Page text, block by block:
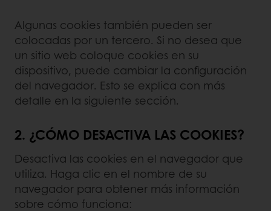
Algunas cookies también pueden ser
colocadas por un tercero. Si no desea que
un sitio web coloque cookies en su
dispositivo, puede cambiar la configuración
del navegador. Esto se explica con más
detalle en la siguiente sección.
2. ¿CÓMO DESACTIVA LAS COOKIES?
Desactiva las cookies en el navegador que
utiliza. Haga clic en el nombre de su
navegador para obtener más información
sobre cómo funciona: